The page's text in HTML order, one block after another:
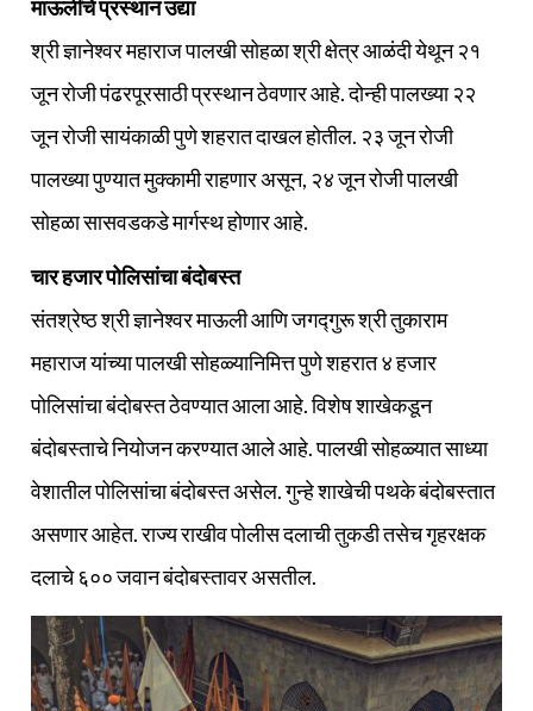
माऊलींचे प्रस्थान उद्या
श्री ज्ञानेश्वर महाराज पालखी सोहळा श्री क्षेत्र आळंदी येथून २१
जून रोजी पंढरपूरसाठी प्रस्थान ठेवणार आहे. दोन्ही पालख्या २२
जून रोजी सायंकाळी पुणे शहरात दाखल होतील. २३ जून रोजी
पालख्या पुण्यात मुक्कामी राहणार असून, २४ जून रोजी पालखी
सोहळा सासवडकडे मार्गस्थ होणार आहे.
चार हजार पोलिसांचा बंदोबस्त
संतश्रेष्ठ श्री ज्ञानेश्वर माऊली आणि जगद्गुरू श्री तुकाराम
महाराज यांच्या पालखी सोहळ्यानिमित्त पुणे शहरात ४ हजार
पोलिसांचा बंदोबस्त ठेवण्यात आला आहे. विशेष शाखेकडून
बंदोबस्ताचे नियोजन करण्यात आले आहे. पालखी सोहळ्यात साध्या
वेशातील पोलिसांचा बंदोबस्त असेल. गुन्हे शाखेची पथके बंदोबस्तात
असणार आहेत. राज्य राखीव पोलीस दलाची तुकडी तसेच गृहरक्षक
दलाचे ६०० जवान बंदोबस्तावर असतील.